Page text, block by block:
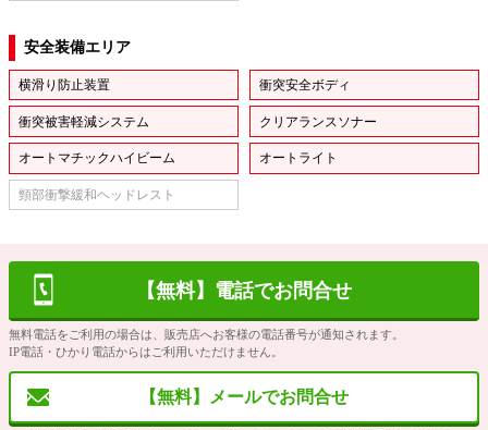
安全装備エリア
横滑り防止装置 衝突安全ボディ
衝突被害軽減システム クリアランスソナー
オートマチックハイビーム オートライト
頸部衝撃緩和ヘッドレスト
【無料】電話でお問合せ
無料電話をご利用の場合は、販売店へお客様の電話番号が通知されます。
IP電話・ひかり電話からはご利用いただけません。
【無料】メールでお問合せ